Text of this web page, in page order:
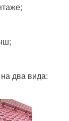
два вида: